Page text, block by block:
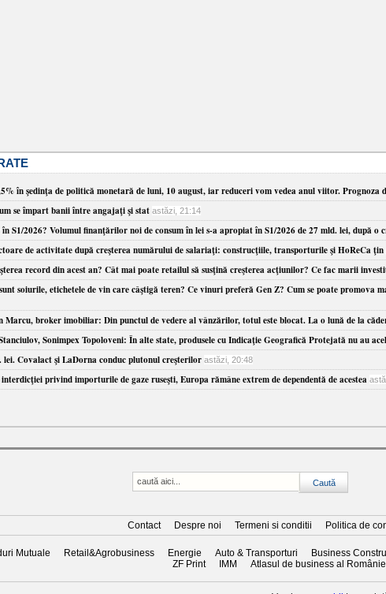
în şedinţa de politică monetară de luni, 10 august, iar reduceri vom vedea anul viitor. Prognoza
se împart banii între angajaţi şi stat astăzi, 21:14
S1/2026? Volumul finanţărilor noi de consum în lei s-a apropiat în S1/2026 de 27 mld. lei, după
de activitate după creşterea numărului de salariaţi: construcţiile, transporturile şi HoReCa
record din acest an? Cât mai poate retailul să susţină creşterea acţiunilor? Ce fac marii
soiurile, etichetele de vin care câştigă teren? Ce vinuri preferă Gen Z? Cum se poate
broker imobiliar: Din punctul de vedere al vânzărilor, totul este blocat. La o lună de la
Sonimpex Topoloveni: În alte state, produsele cu Indicaţie Geografică Protejată nu au
Covalact şi LaDorna conduc plutonul creşterilor astăzi, 20:48
privind importurile de gaze ruseşti, Europa rămâne extrem de dependentă de acestea
Contact Despre noi Termeni si conditii Politica de
Mutuale Retail&Agrobusiness Energie Auto & Transporturi Business
ZF Print
IMM Atlasul de business al